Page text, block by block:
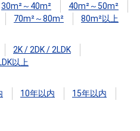
30m²～40m²
40m²～50m²
70m²～80m²
80m²以上
2K / 2DK / 2LDK
以上
10年以内
15年以内